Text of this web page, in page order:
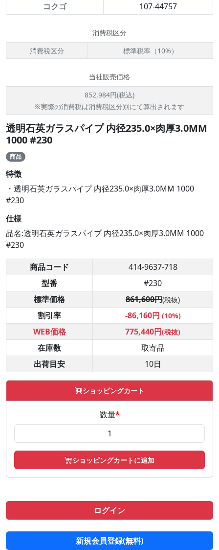
コクゴ
107-44757
消費税区分
消費税区分
標準税率（10%）
当社販売価格
852,984円(税込)
※実際の消費税は消費税区分別にて算出されます
透明石英ガラスパイプ 内径235.0×肉厚3.0MM
1000 #230
商品
特徴
・透明石英ガラスパイプ 内径235.0×肉厚3.0MM 1000
#230
仕様
品名:透明石英ガラスパイプ 内径235.0×肉厚3.0MM 1000
#230
商品コード
414-9637-718
型番
#230
標準価格
861,600円(税抜)
割引率 -86,160円 (10%)
WEB価格 775,440円(税抜)
在庫数
取寄品
出荷目安
10日
ショッピングカート
数量*
ショッピングカートに追加
ログイン
新規会員登録(無料)